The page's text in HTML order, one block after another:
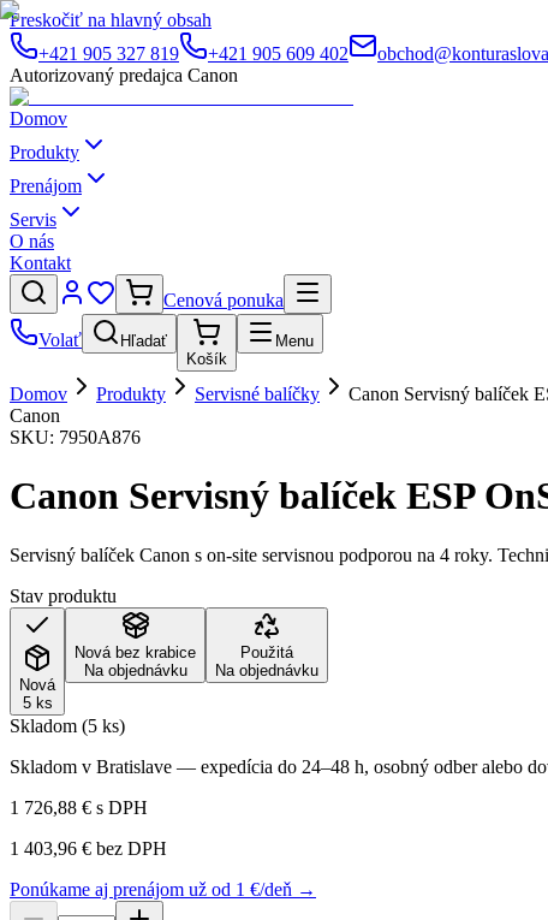
Preskočiť na hlavný obsah
+421 905 327 819
+421 905 609 402
Autorizovaný predajca Canon
Domov
Produkty
Prenájom
Servis
O nás
Kontakt
Cenová ponuka
Volať
Hľadať
Košík
Menu
Domov Produkty Servisné balíčky
Canon Servisný balíček
Canon
SKU: 7950A876
Canon Servisný balíček ESP
Servisný balíček Canon s on-site servisnou podporou na 4 roky.
Stav produktu
Nová
5 ks
Nová bez krabice
Na objednávku
Použitá
Na objednávku
Skladom (5 ks)
Skladom v Bratislave — expedícia do 24–48 h, osobný odber alebo
1 726,88 € s DPH
1 403,96 € bez DPH
Ponúkame aj prenájom už od 1 €/deň →